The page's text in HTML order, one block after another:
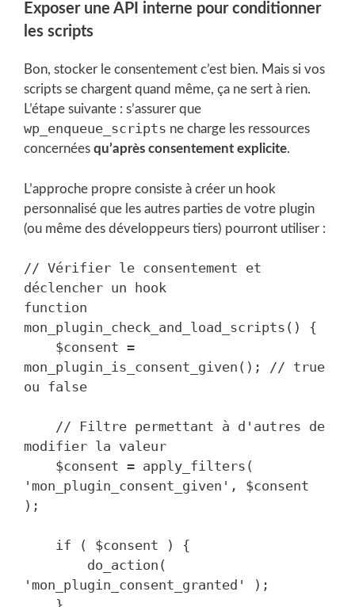
Exposer une API interne pour conditionner
les scripts
Bon, stocker le consentement c’est bien. Mais si vos
scripts se chargent quand même, ça ne sert à rien.
L’étape suivante : s’assurer que
wp_enqueue_scripts ne charge les ressources
concernées qu’après consentement explicite.
L’approche propre consiste à créer un hook
personnalisé que les autres parties de votre plugin
(ou même des développeurs tiers) pourront utiliser :
// Vérifier le consentement et
déclencher un hook
function
mon_plugin_check_and_load_scripts() {
mon_plugin_is_consent_given(); // true
ou false
modifier la valeur
'mon_plugin_consent_given', $consent
);
'mon_plugin_consent_granted' );